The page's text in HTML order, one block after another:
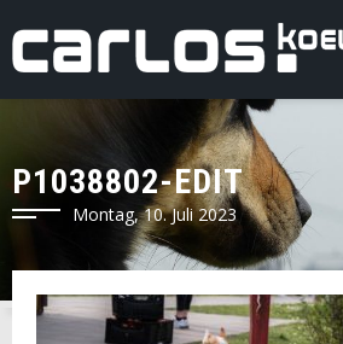
P1038802-EDIT
Montag, 10. Juli 2023